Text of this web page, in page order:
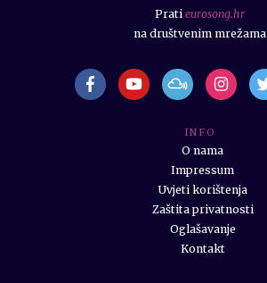
I N F O
O nama
Impressum
Uvjeti korištenja
Zaštita privatnosti
Oglašavanje
Kontakt
Prati eurosong.hr
na društvenim mrežama